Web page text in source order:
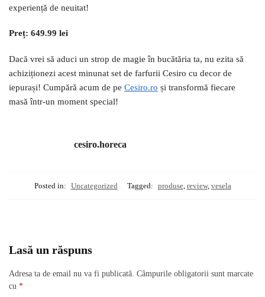
experiență de neuitat!
Preț: 649.99 lei
Dacă vrei să aduci un strop de magie în bucătăria ta, nu ezita să
achiziționezi acest minunat set de farfurii Cesiro cu decor de
iepurași! Cumpără acum de pe Cesiro.ro și transformă fiecare
masă într-un moment special!
cesiro.horeca
Posted in: Uncategorized Tagged: produse, review, vesela
Lasă un răspuns
Adresa ta de email nu va fi publicată. Câmpurile obligatorii sunt marcate
cu *